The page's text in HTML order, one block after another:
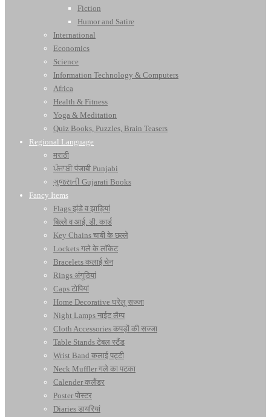
Fiction
Humor and Satire
International
Economics
Science
Information Technology & Computers
Africa
Health & Fitness
Yoga & Meditation
Quiz Books, Puzzles, Brain Teasers
Regional Language
मराठी
ਪੰਜਾਬੀ पंजाबी Punjabi
ગુજરાતી Gujarati Books
Fancy Items
Flags झंडे व झाड़ियां
बिल्ले व आई. डी. कार्ड
Key Chains चाबी के छल्ले
Lockets गले के लॉकेट
Bracelets कलाई चेन
Rings अंगूठियां
Caps टोपियां
Home Decorative घरेलू सज्जा
Night Lamps नाईट लैम्प
Cloth Accessories कपड़ों की सज्जा
Table Stands टेबल स्टैंड
Wrist Band कलाई पट्टी
Neck Muffler गले का पटका
Calender कलैंडर
Poster पोस्टर
Diaries डायरियां